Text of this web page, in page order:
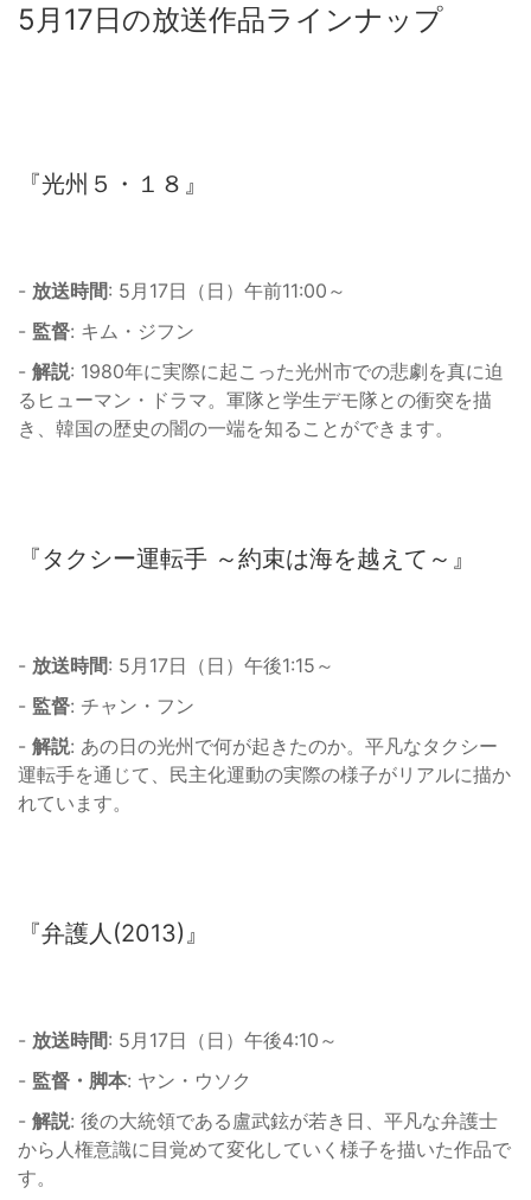
5月17日の放送作品ラインナップ
『光州５・１８』
- 放送時間: 5月17日（日）午前11:00～
- 監督: キム・ジフン
- 解説: 1980年に実際に起こった光州市での悲劇を真に迫
るヒューマン・ドラマ。軍隊と学生デモ隊との衝突を描
き、韓国の歴史の闇の一端を知ることができます。
『タクシー運転手 ～約束は海を越えて～』
- 放送時間: 5月17日（日）午後1:15～
- 監督: チャン・フン
- 解説: あの日の光州で何が起きたのか。平凡なタクシー
運転手を通じて、民主化運動の実際の様子がリアルに描か
れています。
『弁護人(2013)』
- 放送時間: 5月17日（日）午後4:10～
- 監督・脚本: ヤン・ウソク
- 解説: 後の大統領である盧武鉉が若き日、平凡な弁護士
から人権意識に目覚めて変化していく様子を描いた作品で
す。